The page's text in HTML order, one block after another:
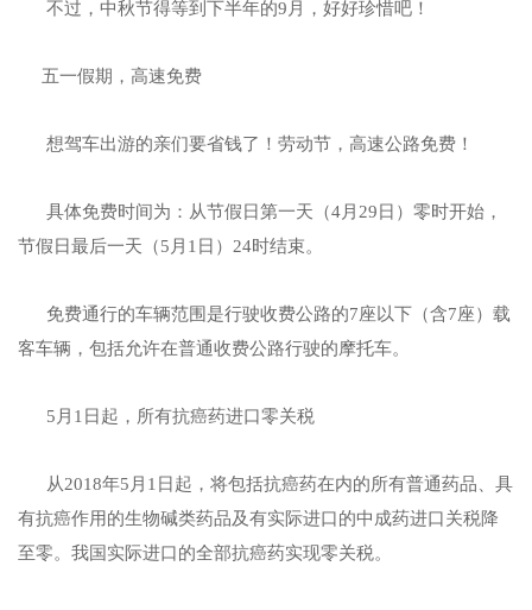
不过，中秋节得等到下半年的9月，好好珍惜吧！
五一假期，高速免费
想驾车出游的亲们要省钱了！劳动节，高速公路免费！
具体免费时间为：从节假日第一天（4月29日）零时开始，
节假日最后一天（5月1日）24时结束。
免费通行的车辆范围是行驶收费公路的7座以下（含7座）载
客车辆，包括允许在普通收费公路行驶的摩托车。
5月1日起，所有抗癌药进口零关税
从2018年5月1日起，将包括抗癌药在内的所有普通药品、具
有抗癌作用的生物碱类药品及有实际进口的中成药进口关税降
至零。我国实际进口的全部抗癌药实现零关税。